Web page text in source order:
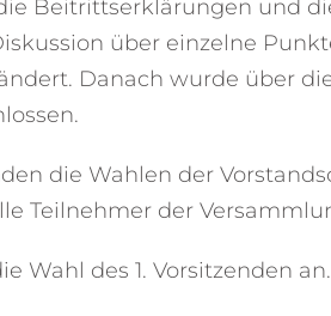
Beitrittserklärungen und
über einzelne
Danach wurde über
die Wahlen der
Teilnehmer der
Wahl des 1. Vorsitzenden